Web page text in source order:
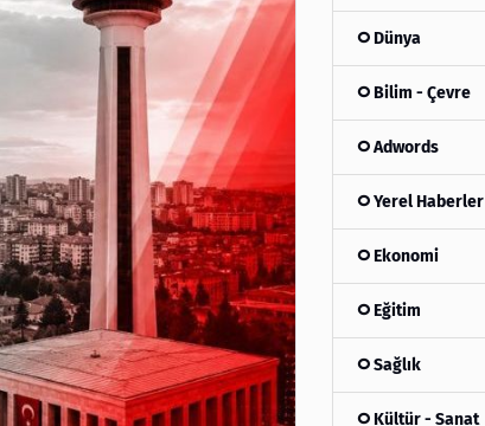
Dünya
Bilim - Çevre
Adwords
Yerel Haberler
Ekonomi
Eğitim
Sağlık
Kültür - Sanat